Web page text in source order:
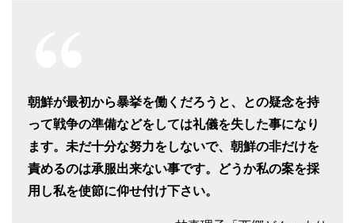
朝鮮が最初から暴挙を働くだろうと、との疑念を持
って戦争の準備などをしては礼儀を失した事になり
ます。未だ十分な努力をしないで、朝鮮の非だけを
責めるのは承服出来ない事です。どうか私の案を採
用し私を使節に仰せ付け下さい。